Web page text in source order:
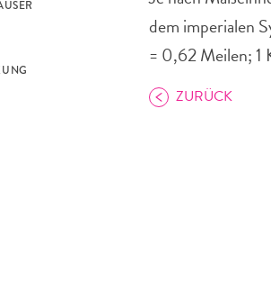
dem imperialen
= 0,62 Meilen; 1
ZURÜCK
klicken Sie auf das